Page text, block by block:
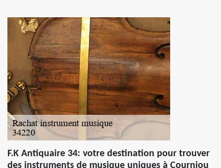
F.K Antiquaire 34: votre destination pour trouver
des instruments de musique uniques à Courniou